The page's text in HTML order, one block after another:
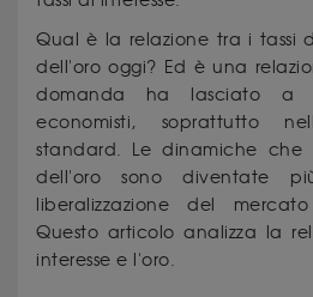
Qual è la relazione tra i tassi
dell'oro oggi? Ed è una
domanda ha lasciato a
economisti, soprattutto
standard. Le dinamiche che
dell'oro sono diventate
liberalizzazione del
Questo articolo analizza la
interesse e l'oro.